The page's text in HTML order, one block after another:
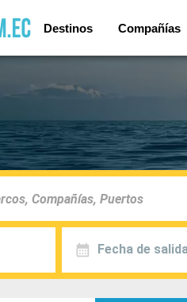
Destinos Compañías
Fecha de